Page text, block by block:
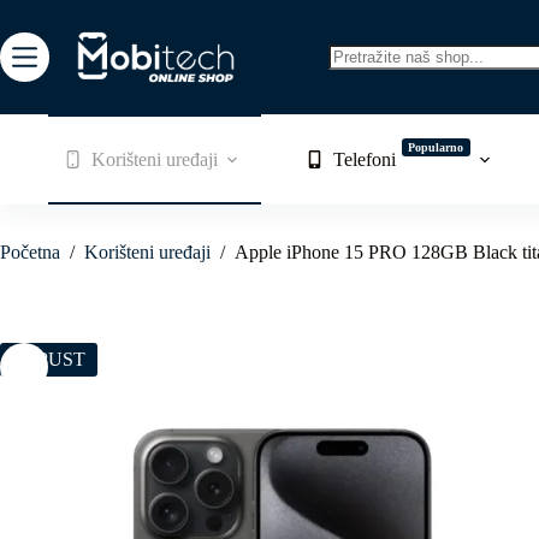
to
content
Korišteni uređaji Telefoni
Popularno
Početna / Korišteni uređaji / Apple iPhone 15 PRO 128GB Black
POPUST